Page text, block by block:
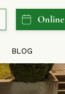
Online
BLOG